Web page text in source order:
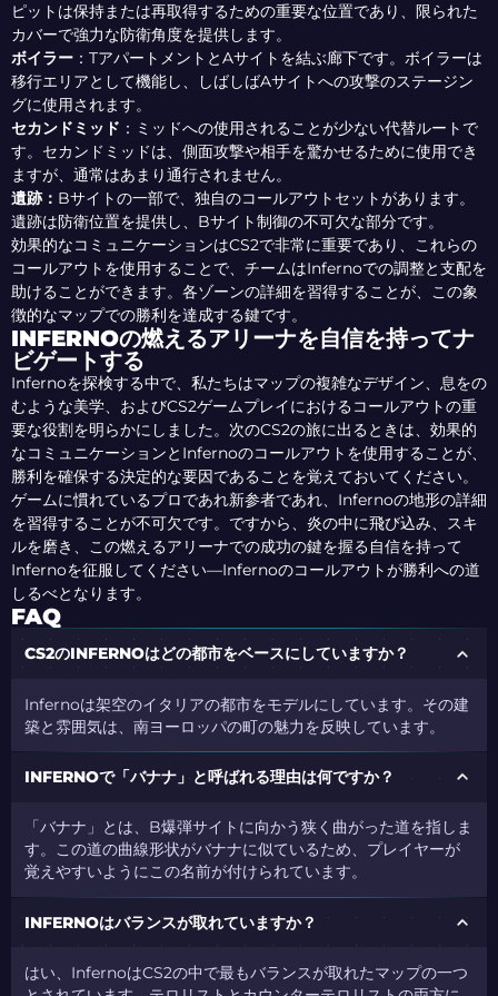
ピットは保持または再取得するための重要な位置であり、限られた
カバーで強力な防衛角度を提供します。
ボイラー ： TアパートメントとAサイトを結ぶ廊下です。ボイラーは
移行エリアとして機能し、しばしばAサイトへの攻撃のステージン
グに使用されます。
セカンドミッド ： ミッドへの使用されることが少ない代替ルートで
す。セカンドミッドは、側面攻撃や相手を驚かせるために使用でき
ますが、通常はあまり通行されません。
遺跡： Bサイトの一部で、独自のコールアウトセットがあります。
遺跡は防衛位置を提供し、Bサイト制御の不可欠な部分です。
効果的なコミュニケーションはCS2で非常に重要であり、これらの
コールアウトを使用することで、チームはInfernoでの調整と支配を
助けることができます。各ゾーンの詳細を習得することが、この象
徴的なマップでの勝利を達成する鍵です。
INFERNOの燃えるアリーナを自信を持ってナ
ビゲートする
Infernoを探検する中で、私たちはマップの複雑なデザイン、息をの
むような美学、およびCS2ゲームプレイにおけるコールアウトの重
要な役割を明らかにしました。次のCS2の旅に出るときは、効果的
なコミュニケーションとInfernoのコールアウトを使用することが、
勝利を確保する決定的な要因であることを覚えておいてください。
ゲームに慣れているプロであれ新参者であれ、Infernoの地形の詳細
を習得することが不可欠です。ですから、炎の中に飛び込み、スキ
ルを磨き、この燃えるアリーナでの成功の鍵を握る自信を持って
Infernoを征服してください—Infernoのコールアウトが勝利への道
しるべとなります。
FAQ
CS2のINFERNOはどの都市をベースにしていますか？
Infernoは架空のイタリアの都市をモデルにしています。その建
築と雰囲気は、南ヨーロッパの町の魅力を反映しています。
INFERNOで「バナナ」と呼ばれる理由は何ですか？
「バナナ」とは、B爆弾サイトに向かう狭く曲がった道を指しま
す。この道の曲線形状がバナナに似ているため、プレイヤーが
覚えやすいようにこの名前が付けられています。
INFERNOはバランスが取れていますか？
はい、InfernoはCS2の中で最もバランスが取れたマップの一つ